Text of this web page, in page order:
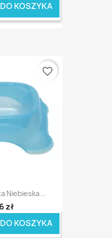
DO KOSZYKA
Niebieska...
zł
DO KOSZYKA
favorite_border